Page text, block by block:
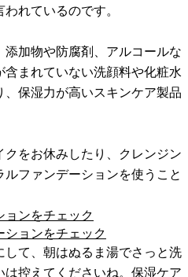
れているのです。
加物や防腐剤、アルコールな
まれていない洗顔料や化粧水
保湿力が高いスキンケア製品
をお休みしたり、クレンジン
ファンデーションを使うこと
ョンをチェック
て、朝はぬるま湯でさっと洗
は控えてくださいね。保湿ケア